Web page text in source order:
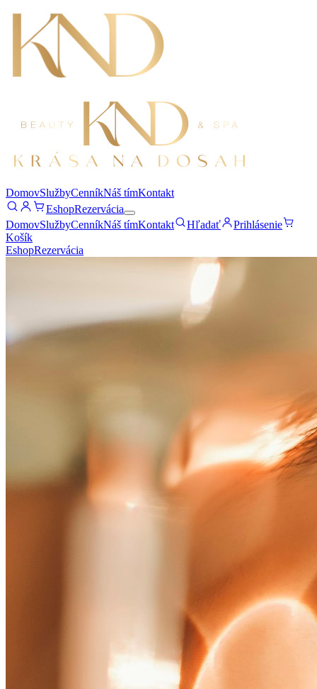
DomovSlužbyCenníkNáš tímKontakt
EshopRezervácia
DomovSlužbyCenníkNáš tímKontakt Hľadať
Prihlásenie
Košík
EshopRezervácia